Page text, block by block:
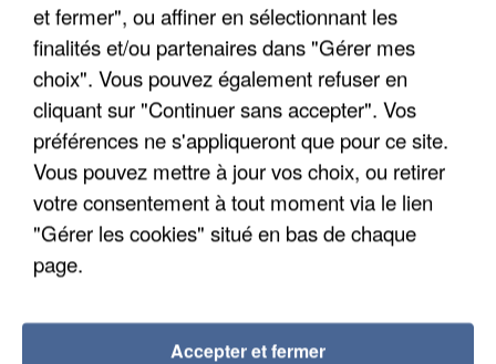
L’UN DES FONDATEURS SUPPOSÉS DE LA DZ
MAFIA INTERPELLÉ EN ALGÉRIE
et fermer", ou affiner en sélectionnant les
finalités et/ou partenaires dans "Gérer mes
choix". Vous pouvez également refuser en
cliquant sur "Continuer sans accepter". Vos
préférences ne s'appliqueront que pour ce site.
Vous pouvez mettre à jour vos choix, ou retirer
votre consentement à tout moment via le lien
"Gérer les cookies" situé en bas de chaque
page.
Accepter et fermer